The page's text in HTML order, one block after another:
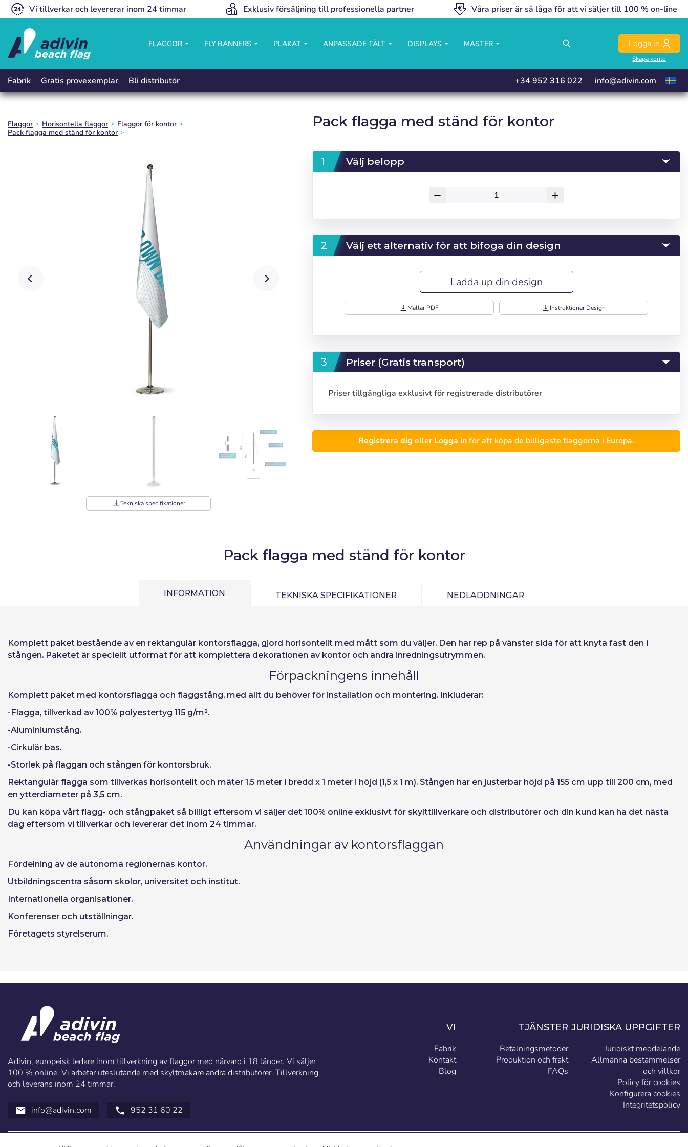
Vi tillverkar och levererar inom 24 timmar Exklusiv försäljning till professionella partner Våra priser är så låga för att vi säljer till 100 % on-line
FLAGGOR FLY BANNERS PLAKAT ANPASSADE TÄLT DISPLAYS MASTER search Logga in
Skapa konto
close
Tillgång
Återställ lösenord
Fabrik Gratis provexemplar Bli distributör +34 952 316 022 info@adivin.com
Välj språk
close
Español English Português
Deutsch
Flaggor Horisontella flaggor
Flaggor för kontor
Pack flagga med ständ för kontor
Pack flagga med ständ för kontor
vertical_align_bottom Tekniska specifikationer
Välj belopp
remove add
Välj ett alternativ för att bifoga din design
Ladda up din design
vertical_align_bottom Mallar PDF vertical_align_bottom Instruktioner Design
Priser (Gratis transport)
Priser tillgängliga exklusivt för registrerade distributörer
Registrera dig eller Logga inför att köpa de billigaste flaggorna i Europa.
Pack flagga med ständ för kontor
INFORMATION TEKNISKA SPECIFIKATIONER NEDLADDNINGAR
Komplett paket bestående av en rektangulär kontorsflagga, gjord horisontellt med mått som du väljer. Den har rep på vänster sida för att knyta fast den i
stången. Paketet är speciellt utformat för att komplettera dekorationen av kontor och andra inredningsutrymmen.
Förpackningens innehåll
Komplett paket med kontorsflagga och flaggstång, med allt du behöver för installation och montering. Inkluderar:
-Flagga, tillverkad av 100% polyestertyg 115 g/m².
-Aluminiumstång.
-Cirkulär bas.
-Storlek på flaggan och stången för kontorsbruk.
Rektangulär flagga som tillverkas horisontellt och mäter 1,5 meter i bredd x 1 meter i höjd (1,5 x 1 m). Stången har en justerbar höjd på 155 cm upp till 200 cm, med
en ytterdiameter på 3,5 cm.
Du kan köpa vårt flagg- och stångpaket så billigt eftersom vi säljer det 100% online exklusivt för skylttillverkare och distributörer och din kund kan ha det nästa
dag eftersom vi tillverkar och levererar det inom 24 timmar.
Användningar av kontorsflaggan
Fördelning av de autonoma regionernas kontor.
Utbildningscentra såsom skolor, universitet och institut.
Internationella organisationer.
Konferenser och utställningar.
Företagets styrelserum.
close
Adivin, europeisk ledare inom tillverkning av flaggor med närvaro i 18 länder. Vi säljer
100 % online. Vi arbetar uteslutande med skyltmakare andra distributörer. Tillverkning
och leverans inom 24 timmar.
email info@adivin.com call 952 31 60 22
VI
Fabrik
Kontakt
Blog
TJÄNSTER
Betalningsmetoder
Produktion och frakt
FAQs
JURIDISKA UPPGIFTER
Juridiskt meddelande
Allmänna bestämmelser
och villkor
Policy för cookies
Konfigurera cookies
Integritetspolicy